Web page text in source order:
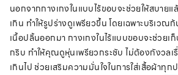
นอกจากกางเกงในแบบไร้ขอบจะช่วยให้สบาย
เกิน ทำให้รูปร่างดูเพรียวขึ้น โดยเฉพาะบริเวณ
เนื้อปลิ้นออกมา กางเกงในไร้แบบขอบจะช่วยเ
กริบ ทำให้คุณดูหุ่นเพรียวกระชับ ไม่ต้องกังวล
เกินไป ช่วยเสริมความมั่นใจในการใส่เสื้อผ้าทุก